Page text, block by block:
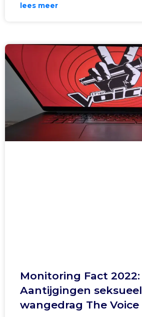
lees meer
Monitoring Fact 2022:
Aantijgingen seksueel
wangedrag The Voice